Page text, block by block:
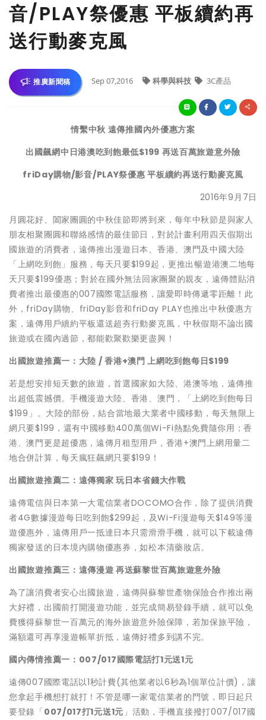
音/PLAY祭優惠 平板續約再
送行動麥克風
推廣新聞稿 Sep 07,2016 科學與科技 3C產品
情繫中秋 遠傳推國內外優惠方案
出國飆網中日港澳吃到飽最低$199 再送百萬旅遊意外險
friDay購物/影音/PLAY祭優惠 平板續約再送行動麥克風
2016年9月7日
月圓花好、闔家團圓的中秋佳節即將到來，每年中秋節是與家人
朋友相聚團圓和聯絡感情的最佳節日，對於計畫利用四天假期出
國旅遊的消費者，遠傳推出漫遊日本、香港、澳門及中國大陸
「上網吃到飽」服務，每天只要$199起，更推出暢遊港澳二地每
天只要$199優惠；對於在國外無法回家團聚的親友，遠傳體貼消
費者推出最優惠的007國際電話服務，讓愛即時傳遞零距離！此
外，friDay購物、friDay影音和friDay PLAY也推出中秋優惠方
案，遠傳用戶續約平板還送超夯行動麥克風，中秋假期不論出國
旅遊或在國內過節，都能歡聚歡樂更盡興！
出國旅遊推薦一：大陸 / 香港+澳門 上網吃到飽每日$199
若是想安排短天數的旅遊，首選國家如大陸、港澳等地，遠傳推
出超低震撼價。手機漫遊大陸、香港、澳門，「上網吃到飽每日
$199」。大陸的部份，結合當地最大業者中國移動，每天無限上
網只要$199，還有中國移動400萬個Wi-Fi熱點免費隨你用；香
港、澳門更是超優惠，遠傳月租型用戶，香港+澳門上網用量二
地合併計算，每天瘋狂飆網只要$199！
出國旅遊推薦二：遠傳獨家 玩日本省錢大作戰
遠傳電信與日本第一大電信業者DOCOMO合作，除了提供消費
者4G數據漫遊每日吃到飽$299起，及Wi-Fi漫遊每天$149等漫
遊優惠外，遠傳用戶一抵達日本只需滑滑手機，就可以下載遠傳
獨家發送的日本境內購物優惠券，如松本清藥妝店。
出國旅遊推薦三：遠傳漫遊 再送蘇黎世百萬旅遊意外險
為了讓消費者安心出國旅遊，遠傳與蘇黎世產物保險合作推出兩
大好禮，出國前打開漫遊功能，並完成簡易登錄手續，就可以免
費獲得蘇黎世一百萬元的海外旅遊意外險保障，若加保旅平險，
滿額還可再享漫遊帳單折抵，遠傳好禮多到講不完。
國內傳情推薦一：007/017國際電話打1元送1元
遠傳007國際電話以1秒計費(其他業者以6秒為1個單位計價)，讓
您拿起手機想打就打！不管是哪一家電信業者的門號，即日起只
要登錄「007/017打1元送1元」活動，手機直接撥打007/017國